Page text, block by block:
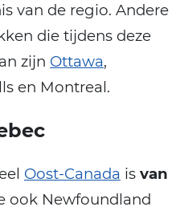
van de regio. Andere
die tijdens deze
zijn Ottawa,
en Montreal.
Oost-Canada is van
ook Newfoundland